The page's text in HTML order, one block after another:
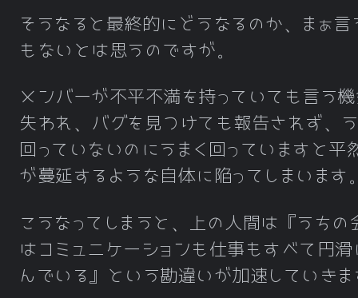
そうなると最終的にどうなるのか、まぁ言
もないとは思うのですが。
メンバーが不平不満を持っていても言う
失われ、バグを見つけても報告されず、
回っていないのにうまく回っていますと平
が蔓延するような自体に陥ってしまいます
こうなってしまうと、上の人間は『うちの
はコミュニケーションも仕事もすべて円滑
んでいる』という勘違いが加速していき